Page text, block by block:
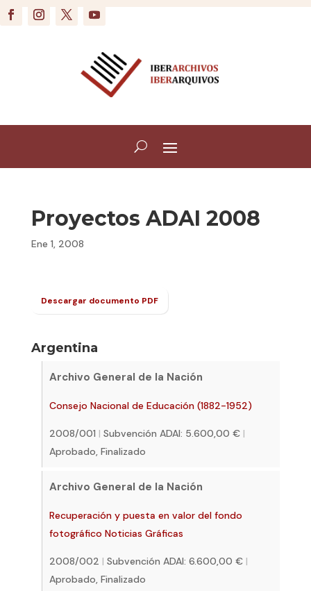
Proyectos ADAI 2008
Ene 1, 2008
Descargar documento PDF
Argentina
Archivo General de la Nación
Consejo Nacional de Educación (1882-1952)
2008/001 | Subvención ADAI: 5.600,00 € |
Aprobado, Finalizado
Archivo General de la Nación
Recuperación y puesta en valor del fondo
fotográfico Noticias Gráficas
2008/002 | Subvención ADAI: 6.600,00 € |
Aprobado, Finalizado